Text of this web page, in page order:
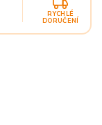
RYCHLÉ
DORUČENÍ